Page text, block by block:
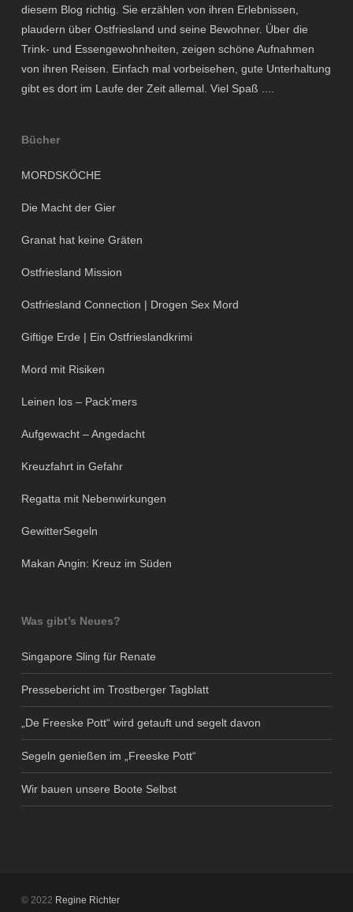
diesem Blog richtig. Sie erzählen von ihren Erlebnissen,
plaudern über Ostfriesland und seine Bewohner. Über die
Trink- und Essengewohnheiten, zeigen schöne Aufnahmen
von ihren Reisen. Einfach mal vorbeisehen, gute Unterhaltung
gibt es dort im Laufe der Zeit allemal. Viel Spaß ....
Bücher
MORDSKÖCHE
Die Macht der Gier
Granat hat keine Gräten
Ostfriesland Mission
Ostfriesland Connection | Drogen Sex Mord
Giftige Erde | Ein Ostfrieslandkrimi
Mord mit Risiken
Leinen los – Pack’mers
Aufgewacht – Angedacht
Kreuzfahrt in Gefahr
Regatta mit Nebenwirkungen
GewitterSegeln
Makan Angin: Kreuz im Süden
Was gibt’s Neues?
Singapore Sling für Renate
Pressebericht im Trostberger Tagblatt
„De Freeske Pott“ wird getauft und segelt davon
Segeln genießen im „Freeske Pott“
Wir bauen unsere Boote Selbst
© 2022 Regine Richter